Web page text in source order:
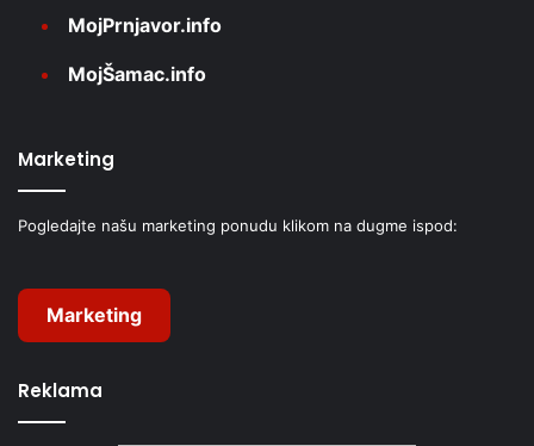
MojPrnjavor.info
MojŠamac.info
Marketing
Pogledajte našu marketing ponudu klikom na dugme ispod:
Marketing
Reklama